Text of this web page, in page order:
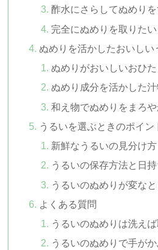
酢水にさらしてぬめり
完全にぬめりを取りた
ぬめりを活かしたおいしい
ぬめりがおいしいおひ
ぬめり成分を活かした
和え物でぬめりをまろ
うるいを選ぶときのポイン
新鮮なうるいの見分け方
うるいの保存方法と日
うるいのぬめりが変な
よくある質問
うるいのぬめりは洗え
うるいのぬめりで手が